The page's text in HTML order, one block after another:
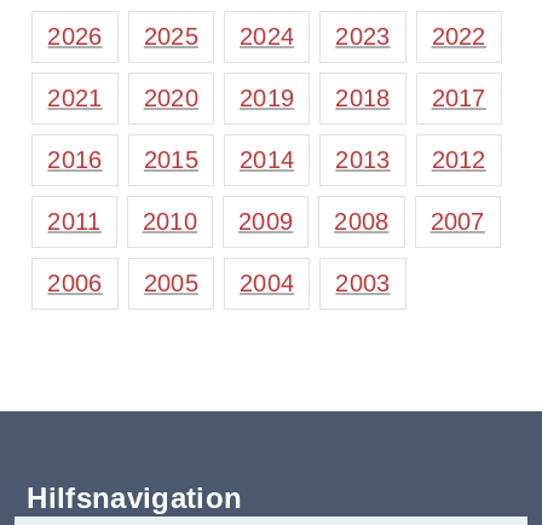
2026 2025 2024 2023 2022
2021 2020 2019 2018 2017
2016 2015 2014 2013 2012
2011 2010 2009 2008 2007
2006 2005 2004 2003
Hilfsnavigation